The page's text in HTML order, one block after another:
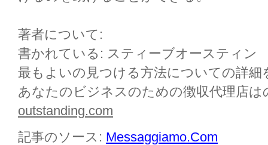
著者について:
書かれている: スティーブオースティン
最もよいの見つける方法についての詳細
あなたのビジネスのための徴収代理店
outstanding.com
記事のソース: Messaggiamo.Com